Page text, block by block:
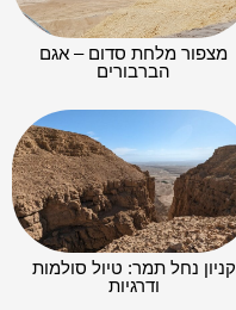
מצפור מלחת סדום – אגם
הברבורים
קניון נחל תמר: טיול סולמות
ודרגיות